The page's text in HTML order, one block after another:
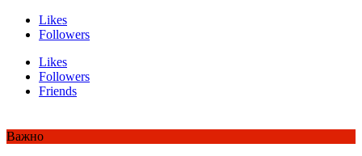
Likes
Followers
Likes
Followers
Friends
Важно